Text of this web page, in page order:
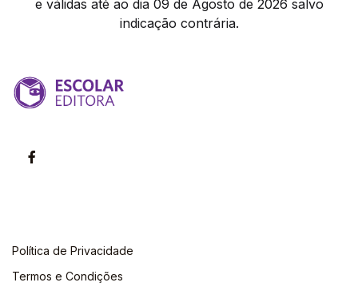
e válidas até ao dia 09 de Agosto de 2026 salvo
indicação contrária.
Política de Privacidade
Termos e Condições